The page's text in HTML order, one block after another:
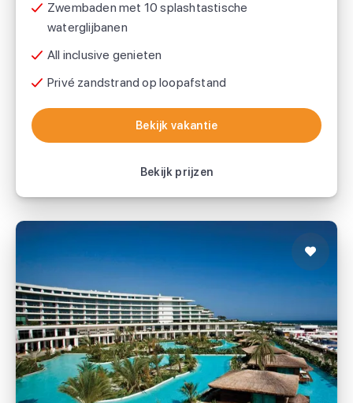
Zwembaden met 10 splashtastische
waterglijbanen
All inclusive genieten
Privé zandstrand op loopafstand
Bekijk vakantie
Bekijk prijzen
Bekijk vakantie
Hotel Maxx Royal
TUI